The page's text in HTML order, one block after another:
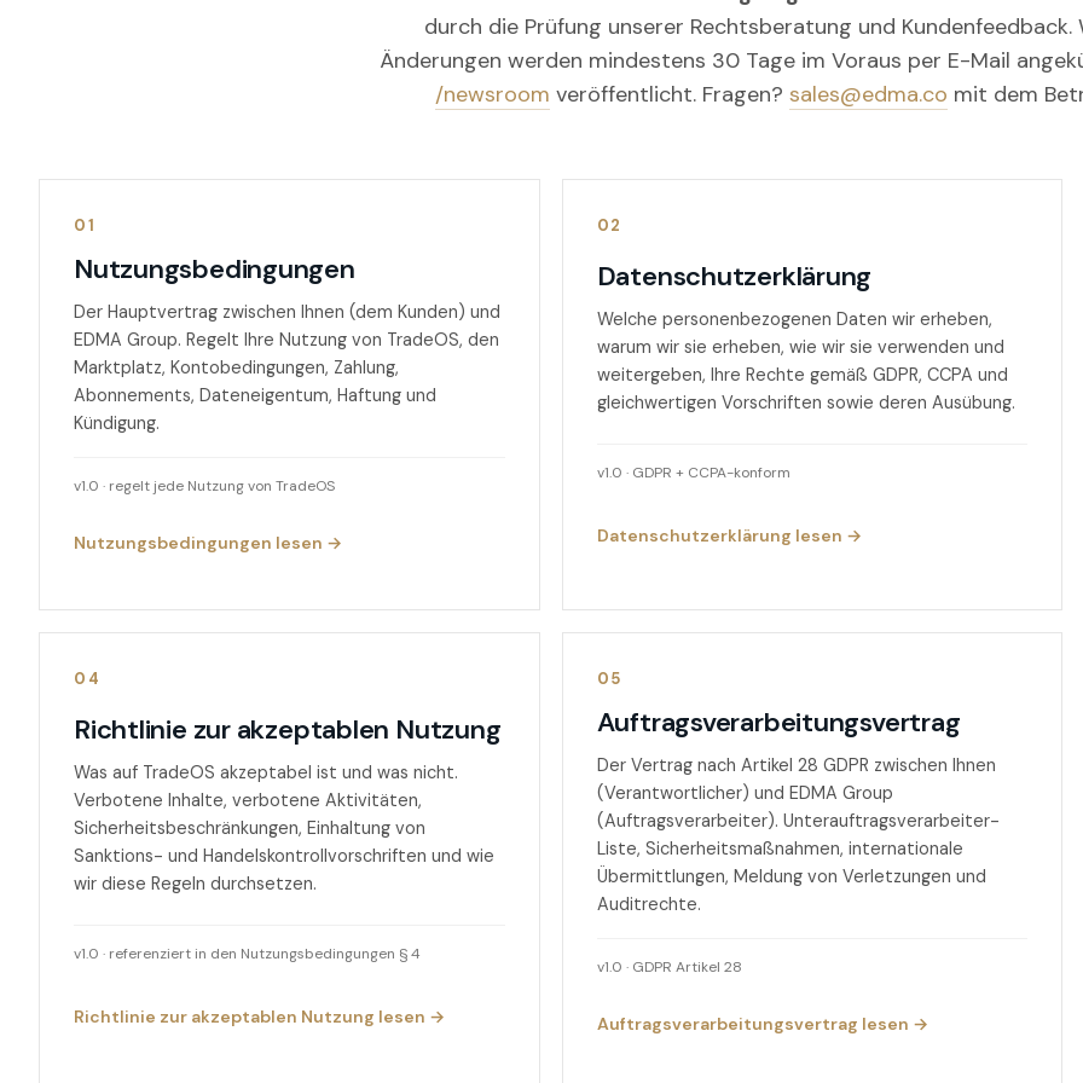
durch die Prüfung unserer Rechtsberatung und Kundenfeedback.
Änderungen werden mindestens 30 Tage im Voraus per E-Mail
/newsroom veröffentlicht. Fragen? sales@edma.co mit dem
01
Nutzungsbedingungen
Der Hauptvertrag zwischen Ihnen (dem Kunden) und
EDMA Group. Regelt Ihre Nutzung von TradeOS, den
Marktplatz, Kontobedingungen, Zahlung,
Abonnements, Dateneigentum, Haftung und
Kündigung.
v1.0 · regelt jede Nutzung von TradeOS
Nutzungsbedingungen lesen →
02
Datenschutzerklärung
Welche personenbezogenen Daten wir erheben,
warum wir sie erheben, wie wir sie verwenden und
weitergeben, Ihre Rechte gemäß GDPR, CCPA und
gleichwertigen Vorschriften sowie deren Ausübung.
v1.0 · GDPR + CCPA-konform
Datenschutzerklärung lesen →
04
Richtlinie zur akzeptablen Nutzung
Was auf TradeOS akzeptabel ist und was nicht.
Verbotene Inhalte, verbotene Aktivitäten,
Sicherheitsbeschränkungen, Einhaltung von
Sanktions- und Handelskontrollvorschriften und wie
wir diese Regeln durchsetzen.
v1.0 · referenziert in den Nutzungsbedingungen § 4
Richtlinie zur akzeptablen Nutzung lesen →
05
Auftragsverarbeitungsvertrag
Der Vertrag nach Artikel 28 GDPR zwischen Ihnen
(Verantwortlicher) und EDMA Group
(Auftragsverarbeiter). Unterauftragsverarbeiter-
Liste, Sicherheitsmaßnahmen, internationale
Übermittlungen, Meldung von Verletzungen und
Auditrechte.
v1.0 · GDPR Artikel 28
Auftragsverarbeitungsvertrag lesen →